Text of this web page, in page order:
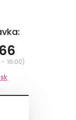
16:00)